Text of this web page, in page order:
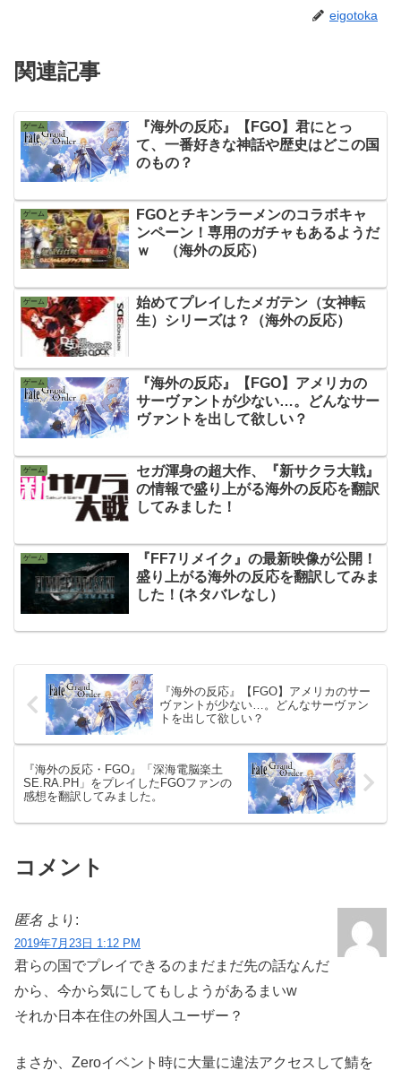
eigotoka
関連記事
ゲーム
『海外の反応』【FGO】君にとっ
て、一番好きな神話や歴史はどこの国
のもの？
ゲーム
FGOとチキンラーメンのコラボキャ
ンペーン！専用のガチャもあるようだ
ｗ （海外の反応）
ゲーム
始めてプレイしたメガテン（女神転
生）シリーズは？（海外の反応）
ゲーム
『海外の反応』【FGO】アメリカの
サーヴァントが少ない…。どんなサー
ヴァントを出して欲しい？
ゲーム
セガ渾身の超大作、『新サクラ大戦』
の情報で盛り上がる海外の反応を翻訳
してみました！
ゲーム
『FF7リメイク』の最新映像が公開！
盛り上がる海外の反応を翻訳してみま
した！(ネタバレなし）
『海外の反応』【FGO】アメリカのサー
ヴァントが少ない…。どんなサーヴァン
トを出して欲しい？
『海外の反応・FGO』「深海電脳楽土
SE.RA.PH」をプレイしたFGOファンの
感想を翻訳してみました。
コメント
匿名 より:
2019年7月23日 1:12 PM
君らの国でプレイできるのまだまだ先の話なんだ
から、今から気にしてもしようがあるまいw
それか日本在住の外国人ユーザー？
まさか、Zeroイベント時に大量に違法アクセスして鯖を